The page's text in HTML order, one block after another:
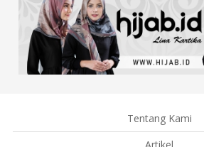
Tentang Kami
Artikel